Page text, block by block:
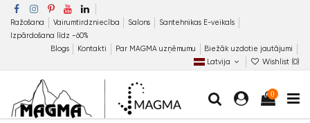
Ražošana Vairumtirdzniecība Salons
Santehnikas E-veikals
Izpārdošana līdz −60%
Blogs
Kontakti Par MAGMA uzņēmumu
Biežāk uzdotie jautājumi
Latvija
Wishlist (0)
0